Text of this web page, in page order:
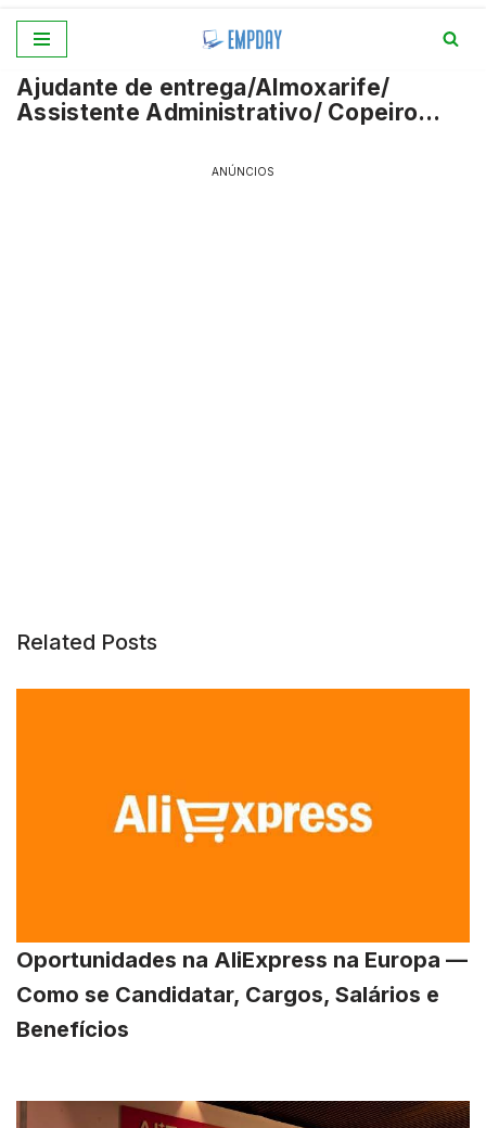
para
o
Ajudante de entrega/Almoxarife/
Assistente Administrativo/ Copeiro…
ANÚNCIOS
Related Posts
Oportunidades na AliExpress na Europa —
Como se Candidatar, Cargos, Salários e
Benefícios